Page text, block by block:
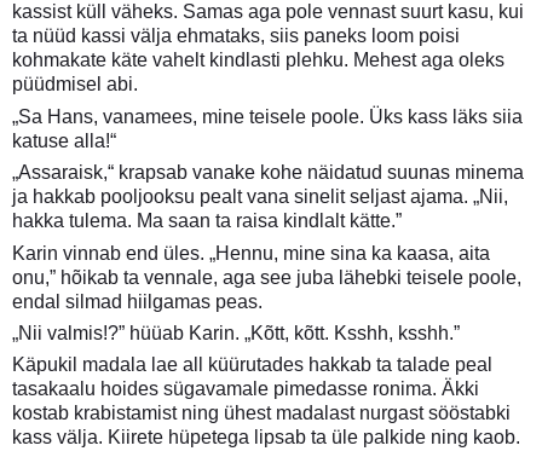
kassist küll väheks. Samas aga pole vennast suurt kasu, kui
ta nüüd kassi välja ehmataks, siis paneks loom poisi
kohmakate käte vahelt kindlasti plehku. Mehest aga oleks
püüdmisel abi.
„Sa Hans, vanamees, mine teisele poole. Üks kass läks siia
katuse alla!“
„Assaraisk,“ krapsab vanake kohe näidatud suunas minema
ja hakkab pooljooksu pealt vana sinelit seljast ajama. „Nii,
hakka tulema. Ma saan ta raisa kindlalt kätte.”
Karin vinnab end üles. „Hennu, mine sina ka kaasa, aita
onu,” hõikab ta vennale, aga see juba lähebki teisele poole,
endal silmad hiilgamas peas.
„Nii valmis!?” hüüab Karin. „Kõtt, kõtt. Ksshh, ksshh.”
Käpukil madala lae all küürutades hakkab ta talade peal
tasakaalu hoides sügavamale pimedasse ronima. Äkki
kostab krabistamist ning ühest madalast nurgast sööstabki
kass välja. Kiirete hüpetega lipsab ta üle palkide ning kaob.